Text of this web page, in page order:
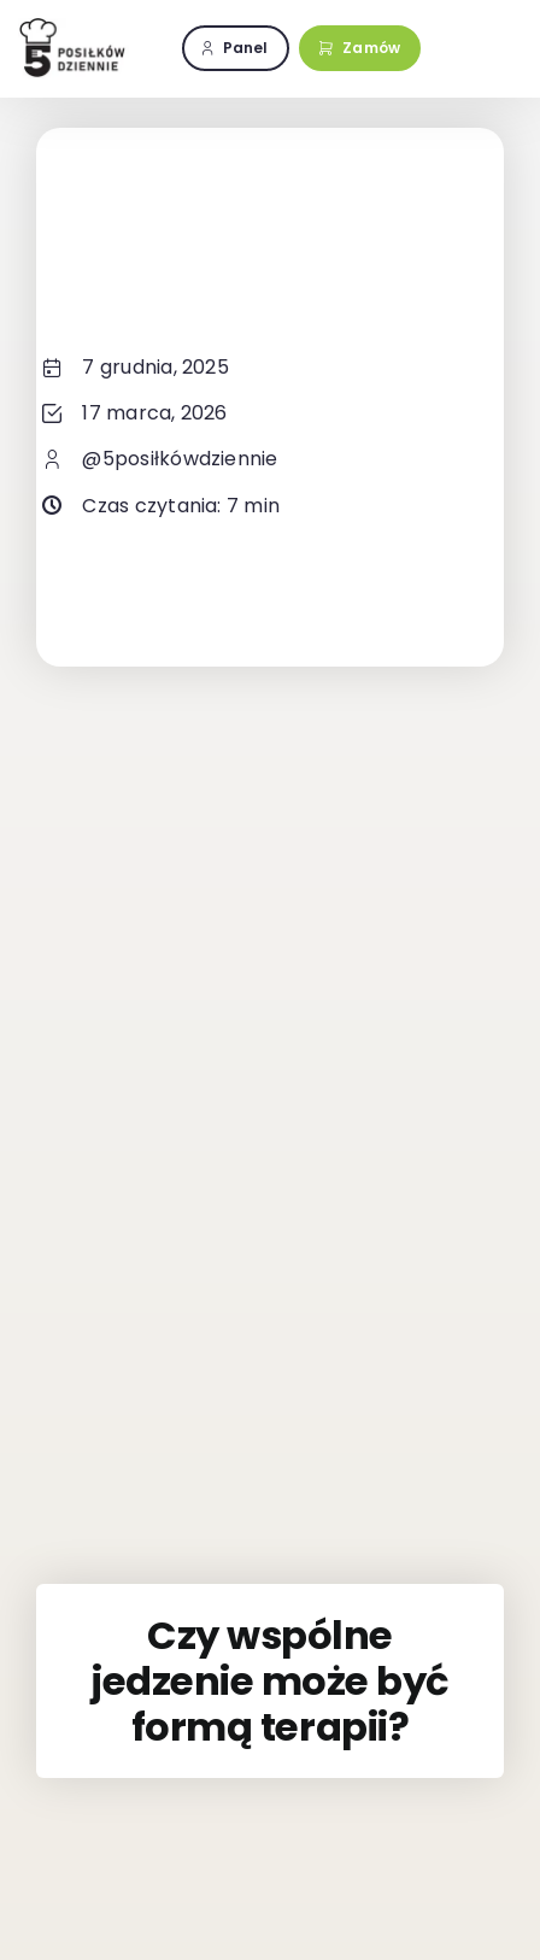
Przejdź
zawartości
Panel Zamów
7 grudnia, 2025
17 marca, 2026
@5posiłkówdziennie
Czas czytania: 7 min
Czy wspólne
jedzenie może być
formą terapii?